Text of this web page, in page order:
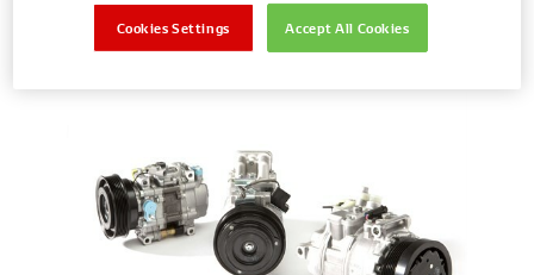
erhalten Sie zudem beim DENSO After Market Vertrieb
Deutschland.
Accept All Cookies
Cookies Settings